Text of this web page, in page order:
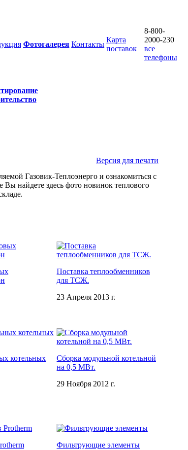
Фотогалерея Контакты
Карта
поставок
8-800-
2000-230
все
телефоны
Версия для печати
Газовик-Теплоэнерго и ознакомиться с
найдете здесь фото новинок теплового
Поставка теплообменников
для ТСЖ.
23 Апреля 2013 г.
котельных
Сборка модульной котельной
на 0,5 МВт.
29 Ноября 2012 г.
Фильтрующие элементы